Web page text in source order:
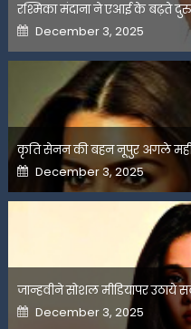
रश्मिका मंदाना ने एआई के बढ़ते
Posted
on
December 3, 2025
कृति सेनन की बहन नूपुर अगले
Posted
on
December 3, 2025
जान्हवीने सोशल मीडियापर उठाये
Posted
on
December 3, 2025